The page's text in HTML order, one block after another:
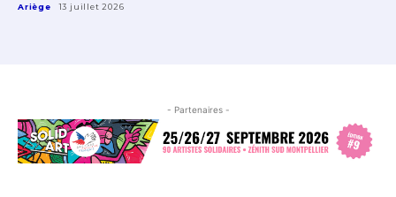
Ariège 13 juillet 2026
- Partenaires -